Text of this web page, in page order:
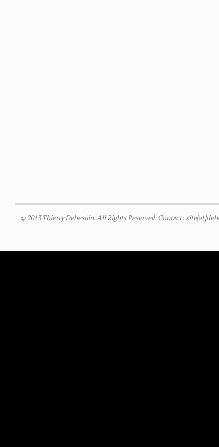
© 2013 Thierry Dehesdin. All Rights Reserved. Contact: